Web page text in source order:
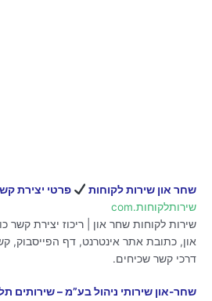
שחר און שירות לקוחות
פרטי יצירת קשר –
שירותלקוחות.com
שירות לקוחות שחר און | ריכוז יצירת קשר
און, כתובת אתר אינטרנט, דף הפייסבוק,
דרכי קשר שכיחים.
שחר-און שירותי ניהול בע”מ – שירותים תל